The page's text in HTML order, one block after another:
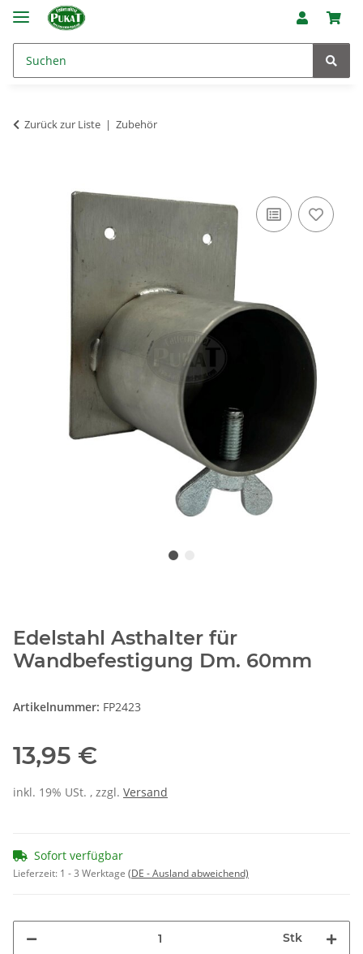
Zurück zur Liste Zubehör
Edelstahl Asthalter für
Wandbefestigung Dm. 60mm
Artikelnummer: FP2423
13,95 €
inkl. 19% USt. , zzgl. Versand
Sofort verfügbar
Lieferzeit: 1 - 3 Werktage (DE - Ausland abweichend)
Stk